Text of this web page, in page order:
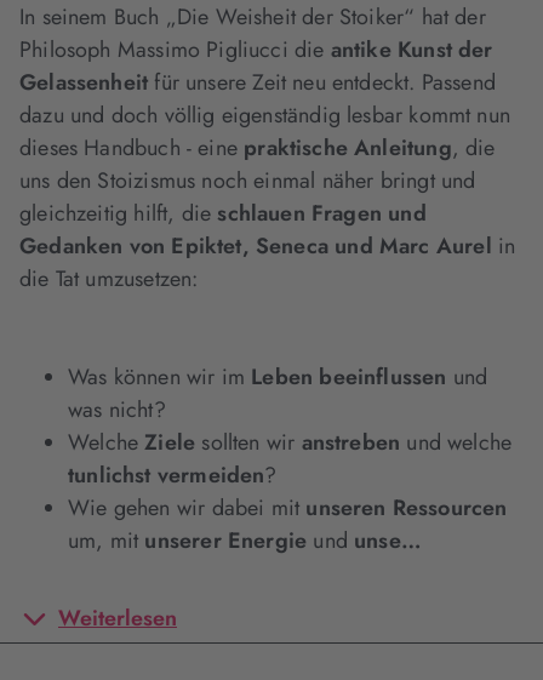
In seinem Buch „Die Weisheit der Stoiker“ hat der
Philosoph Massimo Pigliucci die antike Kunst der
Gelassenheit für unsere Zeit neu entdeckt. Passend
dazu und doch völlig eigenständig lesbar kommt nun
dieses Handbuch - eine praktische Anleitung, die
uns den Stoizismus noch einmal näher bringt und
gleichzeitig hilft, die schlauen Fragen und
Gedanken von Epiktet, Seneca und Marc Aurel in
die Tat umzusetzen:
Was können wir im Leben beeinflussen und
was nicht?
WelcheZiele sollten wir anstreben und welche
tunlichst vermeiden?
Wie gehen wir dabei mit unseren Ressourcen
um, mit unserer Energie und unse…
Weiterlesen